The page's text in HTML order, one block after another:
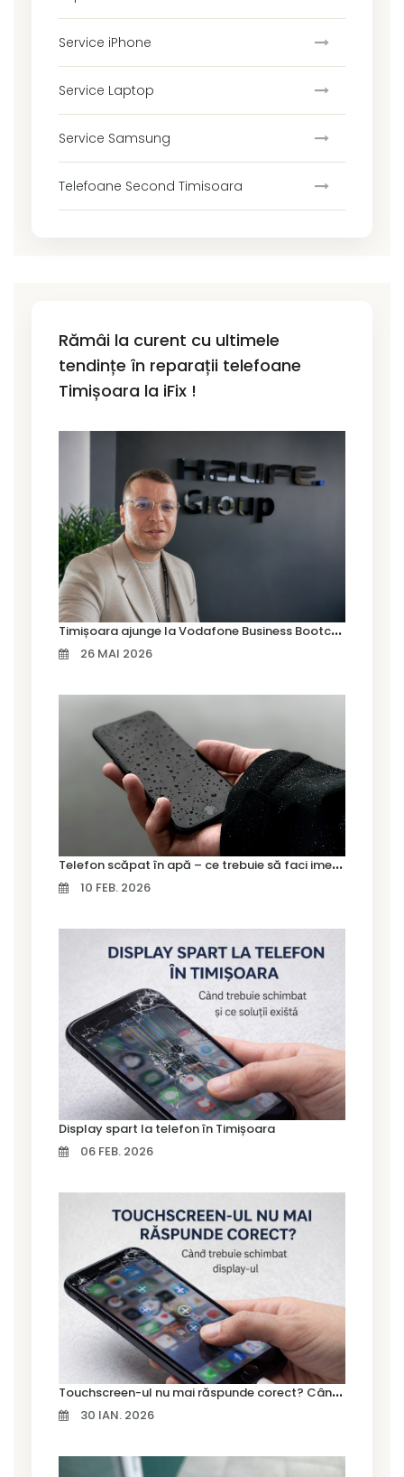
Service iPhone
Service Laptop
Service Samsung
Telefoane Second Timisoara
Rămâi la curent cu ultimele
tendințe în reparații telefoane
Timișoara la iFix !
T
imișoara ajunge la Vodafone Business Bootcamp prin Marius Cermian de la Armour România
26 MAI 2026
T
elefon scăpat în apă – ce trebuie să faci imediat și ce greșeli să eviți
10 FEB. 2026
Display spart la telefon în Timișoara
06 FEB. 2026
T
ouchscreen-ul nu mai răspunde corect? Când trebuie schimbat display-ul
30 IAN. 2026